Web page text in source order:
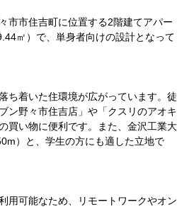
市市住吉町に位置する2階建てアパー
㎡）で、単身者向けの設計となって
ち着いた住環境が広がっています。徒
ン野々市住吉店」や「クスリのアオキ
買い物に便利です。また、金沢工業大
）と、学生の方にも適した立地で
用可能なため、リモートワークやオン